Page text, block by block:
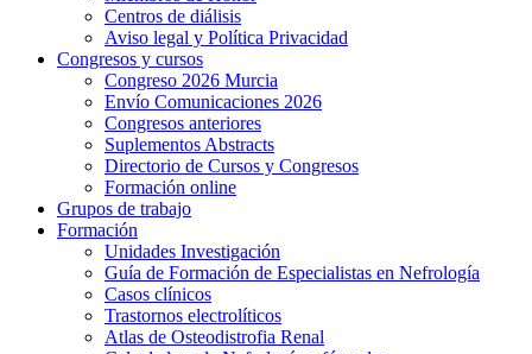
Centros de diálisis
Aviso legal y Política Privacidad
Congresos y cursos
Congreso 2026 Murcia
Envío Comunicaciones 2026
Congresos anteriores
Suplementos Abstracts
Directorio de Cursos y Congresos
Formación online
Grupos de trabajo
Formación
Unidades Investigación
Guía de Formación de Especialistas en Nefrología
Casos clínicos
Trastornos electrolíticos
Atlas de Osteodistrofia Renal